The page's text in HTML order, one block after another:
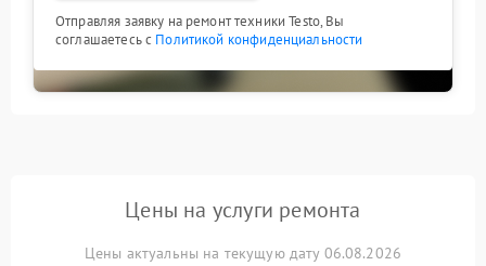
Отправляя заявку на ремонт техники Testo, Вы
соглашаетесь с Политикой конфиденциальности
Цены на услуги ремонта
Цены актуальны на текущую дату 06.08.2026